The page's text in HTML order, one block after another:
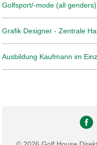
Golfsport/-mode (all genders)
Grafik Designer - Zentrale
Ausbildung Kaufmann im